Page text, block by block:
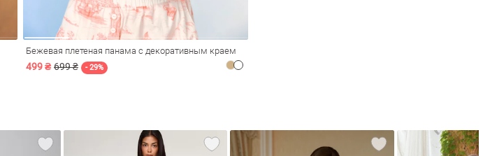
Бежевая плетеная панама с декоративным краем
499 ₴ 699 ₴ - 29%